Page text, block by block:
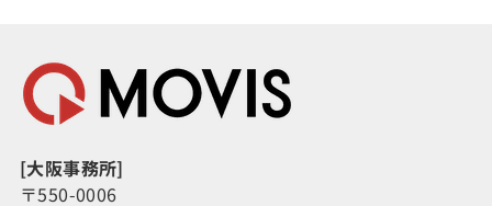
[大阪事務所]
〒550-0006